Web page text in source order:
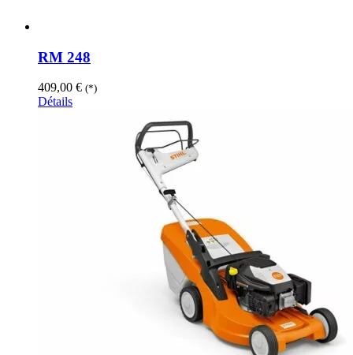
RM 248
409,00 € (*)
Détails